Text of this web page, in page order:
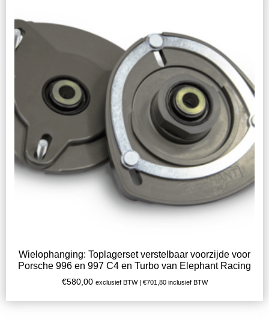
Wielophanging: Toplagerset verstelbaar voorzijde voor
Porsche 996 en 997 C4 en Turbo van Elephant Racing
€580,00 exclusief BTW | €701,80inclusief BTW